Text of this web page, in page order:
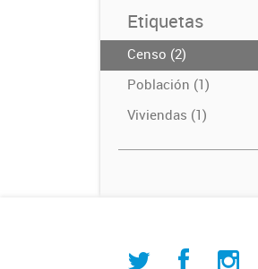
Etiquetas
Censo (2)
Población (1)
Viviendas (1)